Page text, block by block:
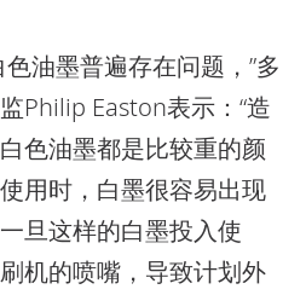
油墨普遍存在问题，”多
Philip Easton表示：“造
色油墨都是比较重的颜
用时，白墨很容易出现
旦这样的白墨投入使
机的喷嘴，导致计划外